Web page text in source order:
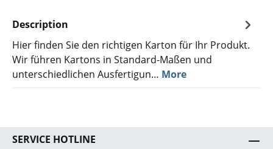
Description
Hier finden Sie den richtigen Karton für Ihr Produkt.
Wir führen Kartons in Standard-Maßen und
unterschiedlichen Ausfertigun… More
SERVICE HOTLINE